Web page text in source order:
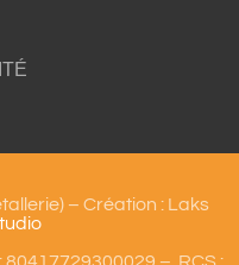
– Création : Laks